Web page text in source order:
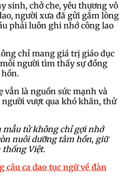
sinh, chở che, yêu thương vô
người xưa đã gửi gắm lòng
phải luôn ghi nhớ công lao
chỉ mang giá trị giáo dục
người tìm thấy sự đồng
vẫn là nguồn sức mạnh và
vượt qua khó khăn, thử
mẫu tử không chỉ gợi nhớ
nuôi dưỡng tâm hồn, giữ
thống Việt.
câu ca dao tục ngữ về đàn